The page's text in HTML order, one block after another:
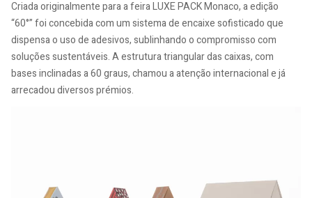
Criada originalmente para a feira LUXE PACK Monaco, a edição
“60°” foi concebida com um sistema de encaixe sofisticado que
dispensa o uso de adesivos, sublinhando o compromisso com
soluções sustentáveis. A estrutura triangular das caixas, com
bases inclinadas a 60 graus, chamou a atenção internacional e já
arrecadou diversos prémios.